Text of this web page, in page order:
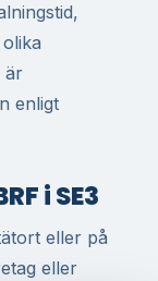
är
enligt
i SE3
eller på
eller